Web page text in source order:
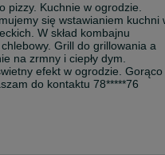
pizzy. Kuchnie w ogrodzie.
się wstawianiem kuchni
W skład kombajnu
Grill do grillowania a
na zrmny i ciepły dym.
efekt w ogrodzie. Gorąco
do kontaktu 78*****76